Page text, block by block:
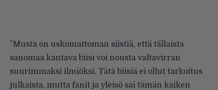
”Musta on uskomattoman siistiä, että tällaista
sanomaa kantava biisi voi nousta valtavirran
suurimmaksi ilmiöksi. Tätä biisiä ei ollut tarkoitus
julkaista, mutta fanit ja yleisö sai tämän kaiken